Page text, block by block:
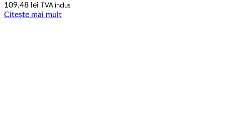
109.48 lei TVA inclus
Citește mai mult